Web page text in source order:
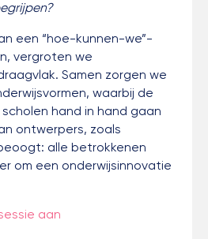
een “hoe-kunnen-we”-
vergroten we
Samen zorgen we
waarbij de
hand in hand gaan
ontwerpers, zoals
alle betrokkenen
om een onderwijsinnovatie
aan